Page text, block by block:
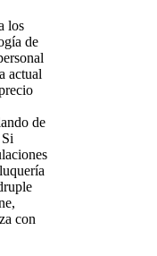
los
de
actual
de
con